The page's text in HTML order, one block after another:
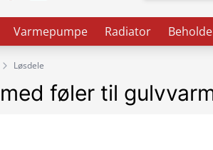
Varmepumpe Radiator
Løsdele
føler til